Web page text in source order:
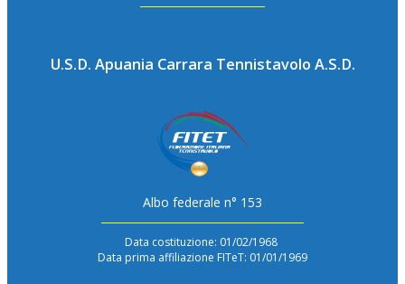
U.S.D. Apuania Carrara Tennistavolo A.S.D.
Albo federale n° 153
Data costituzione: 01/02/1968
Data prima affiliazione FITeT: 01/01/1969